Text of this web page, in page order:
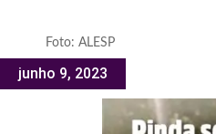
Foto: ALESP
junho 9, 2023